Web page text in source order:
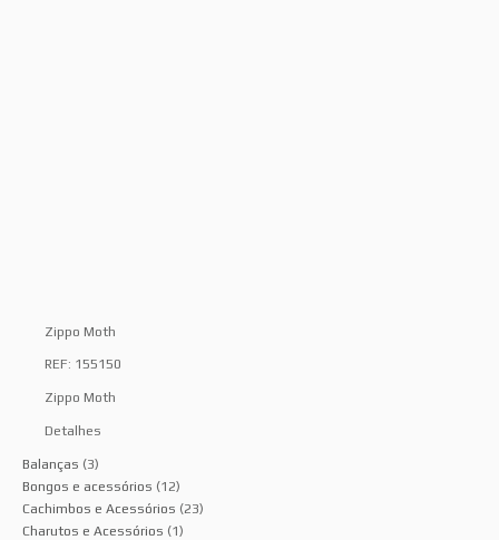
Zippo Moth
REF: 155150
Zippo Moth
Detalhes
Balanças (3)
Bongos e acessórios (12)
Cachimbos e Acessórios (23)
Charutos e Acessórios (1)